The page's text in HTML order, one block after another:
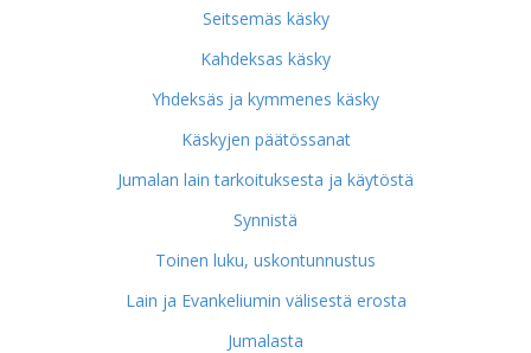
Seitsemäs käsky
Kahdeksas käsky
Yhdeksäs ja kymmenes käsky
Käskyjen päätössanat
Jumalan lain tarkoituksesta ja käytöstä
Synnistä
Toinen luku, uskontunnustus
Lain ja Evankeliumin välisestä erosta
Jumalasta